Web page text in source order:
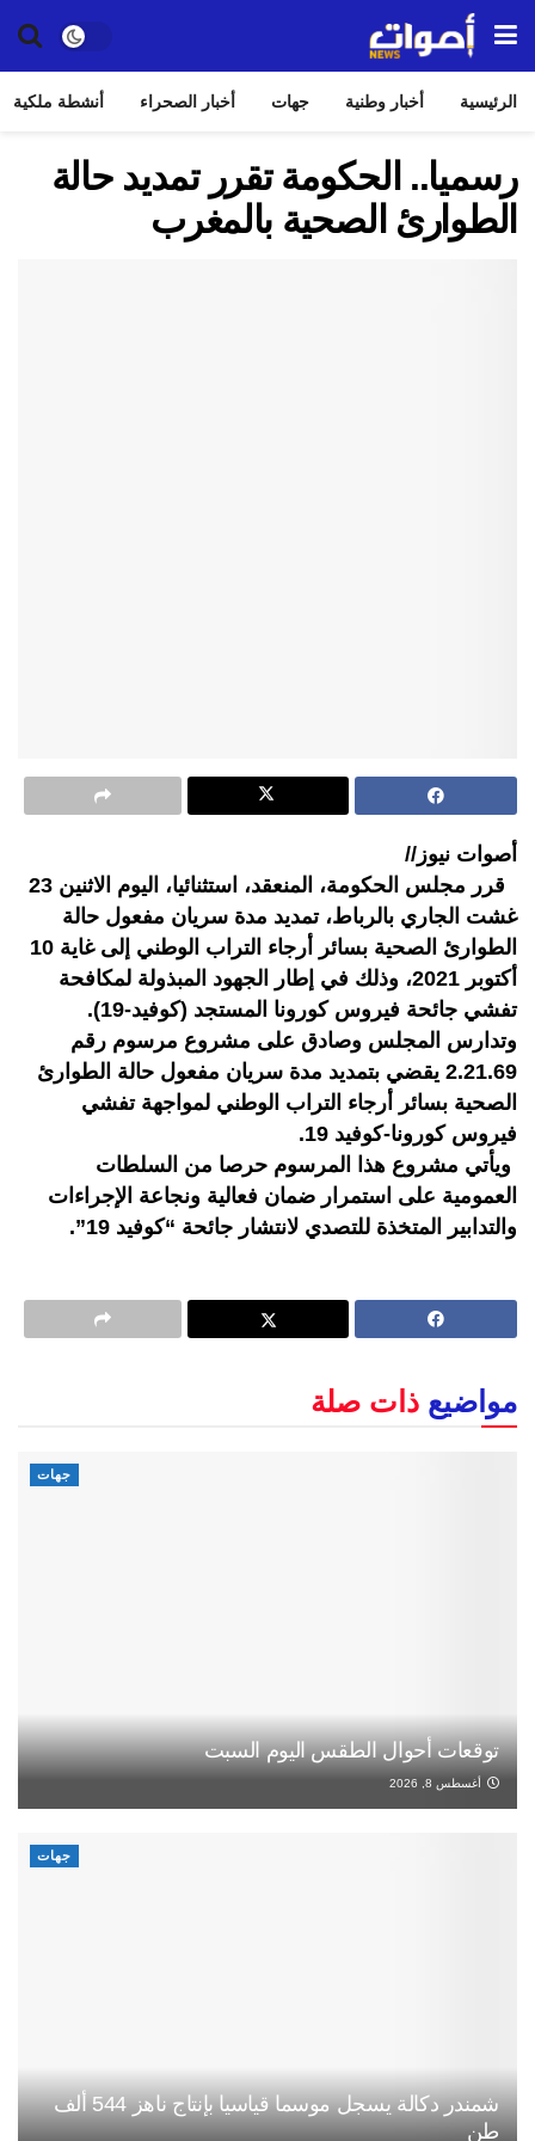
الرئيسية أخبار وطنية جهات أخبار الصحراء أنشطة ملكية
رسميا.. الحكومة تقرر تمديد حالة
الطوارئ الصحية بالمغرب
أصوات نيوز//
قرر مجلس الحكومة، المنعقد، استثنائيا، اليوم الاثنين 23
غشت الجاري بالرباط، تمديد مدة سريان مفعول حالة
الطوارئ الصحية بسائر أرجاء التراب الوطني إلى غاية 10
أكتوبر 2021، وذلك في إطار الجهود المبذولة لمكافحة
تفشي جائحة فيروس كورونا المستجد (كوفيد-19).
وتدارس المجلس وصادق على مشروع مرسوم رقم
2.21.69 يقضي بتمديد مدة سريان مفعول حالة الطوارئ
الصحية بسائر أرجاء التراب الوطني لمواجهة تفشي
فيروس كورونا-كوفيد 19.
ويأتي مشروع هذا المرسوم حرصا من السلطات
العمومية على استمرار ضمان فعالية ونجاعة الإجراءات
والتدابير المتخذة للتصدي لانتشار جائحة “كوفيد 19”.
مواضيع ذات صلة
جهات
توقعات أحوال الطقس اليوم السبت
أغسطس 8, 2026
جهات
شمندر دكالة يسجل موسما قياسيا بإنتاج ناهز 544 ألف
طن